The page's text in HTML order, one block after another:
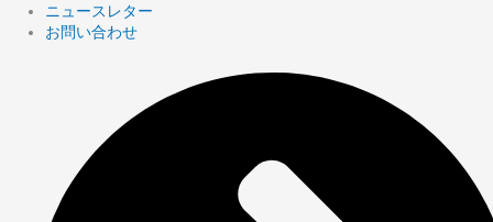
ニュースレター
お問い合わせ